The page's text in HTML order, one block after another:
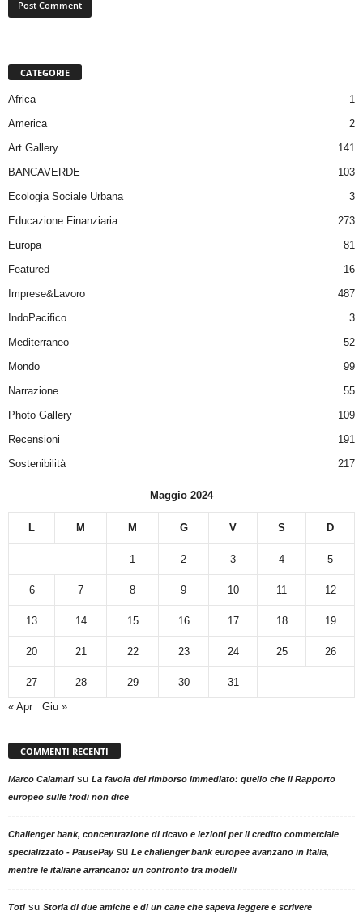
CATEGORIE
Africa
1
America
2
Art Gallery
141
BANCAVERDE
103
Ecologia Sociale Urbana
3
Educazione Finanziaria
273
Europa
81
Featured
16
Imprese&Lavoro
487
IndoPacifico
3
Mediterraneo
52
Mondo
99
Narrazione
55
Photo Gallery
109
Recensioni
191
Sostenibilità
217
Maggio 2024
L M M G V S D
1 2 3 4 5
6 7 8 9 10 11 12
13 14 15 16 17 18 19
20 21 22 23 24 25 26
27 28 29 30
31
« Apr
Giu »
COMMENTI RECENTI
Marco Calamarisu La favola del rimborso immediato: quello che il Rapporto
europeo sulle frodi non dice
Challenger bank, concentrazione di ricavo e lezioni per il credito commerciale
specializzato - PausePaysu Le challenger bank europee avanzano in Italia,
mentre le italiane arrancano: un confronto tra modelli
Totisu Storia di due amiche e di un cane che sapeva leggere e scrivere